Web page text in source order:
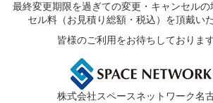
最終変更期限を過ぎての変更・キャンセルの
セル料（お見積り総額・税込）を頂戴いた
皆様のご利用をお待ちしております
株式会社スペースネットワーク名